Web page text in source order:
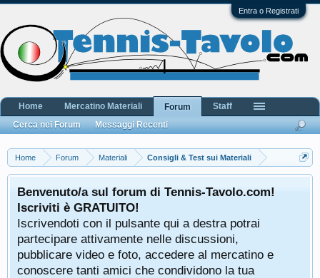
Entra o Registrati
Home Forum Materiali Consigli & Test sui Materiali
Benvenuto/a sul forum di Tennis-Tavolo.com!
Iscriviti è GRATUITO!
Iscrivendoti con il pulsante qui a destra potrai
partecipare attivamente nelle discussioni,
pubblicare video e foto, accedere al mercatino e
conoscere tanti amici che condividono la tua
Home Mercatino Materiali
Forum
Cerca nei Forum
Messaggi Recenti
Staff